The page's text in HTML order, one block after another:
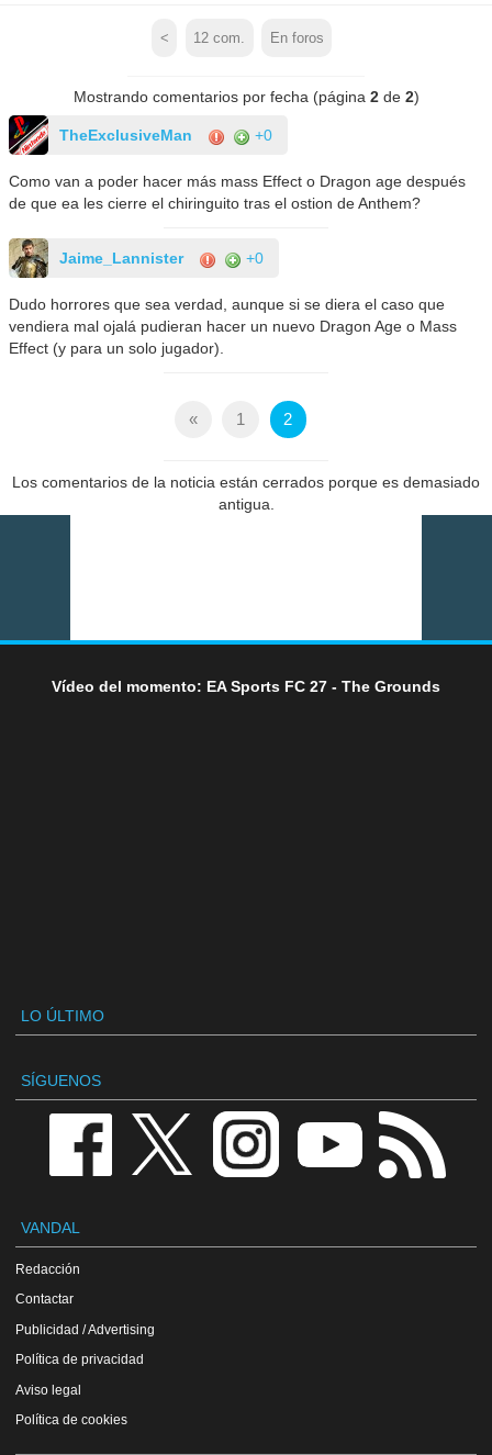
< 12 com. En foros
Mostrando comentarios por fecha (página 2de 2)
TheExclusiveMan +0
Como van a poder hacer más mass Effect o Dragon age después
de que ea les cierre el chiringuito tras el ostion de Anthem?
Jaime_Lannister +0
Dudo horrores que sea verdad, aunque si se diera el caso que
vendiera mal ojalá pudieran hacer un nuevo Dragon Age o Mass
Effect (y para un solo jugador).
« 1 2
Los comentarios de la noticia están cerrados porque es demasiado
antigua.
Vídeo del momento: EA Sports FC 27 - The Grounds
LO ÚLTIMO
SÍGUENOS
VANDAL
Redacción
Contactar
Publicidad / Advertising
Política de privacidad
Aviso legal
Política de cookies